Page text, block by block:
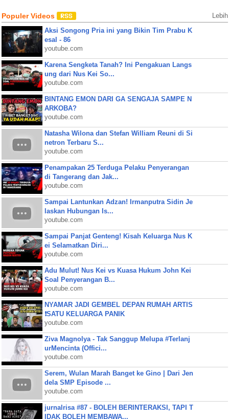
Populer Videos Lebih
Aksi Songong Pria ini yang Bikin Tim Prabu K
esal - 86
youtube.com
Karena Sengketa Tanah? Ini Pengakuan Langs
ung dari Nus Kei So...
youtube.com
BINTANG EMON DARI GA SENGAJA SAMPE N
ARKOBA?
youtube.com
Natasha Wilona dan Stefan William Reuni di Si
netron Terbaru S...
youtube.com
Penampakan 25 Terduga Pelaku Penyerangan
di Tangerang dan Jak...
youtube.com
Sampai Lantunkan Adzan! Irmanputra Sidin Je
laskan Hubungan Is...
youtube.com
Sampai Panjat Genteng! Kisah Keluarga Nus K
ei Selamatkan Diri...
youtube.com
Adu Mulut! Nus Kei vs Kuasa Hukum John Kei
Soal Penyerangan B...
youtube.com
NYAMAR JADI GEMBEL DEPAN RUMAH ARTIS
❗SATU KELUARGA PANIK
youtube.com
Ziva Magnolya - Tak Sanggup Melupa #Terlanj
urMencinta (Offici...
youtube.com
Serem, Wulan Marah Banget ke Gino | Dari Jen
dela SMP Episode ...
youtube.com
jurnalrisa #87 - BOLEH BERINTERAKSI, TAPI T
IDAK BOLEH MEMBAWA...